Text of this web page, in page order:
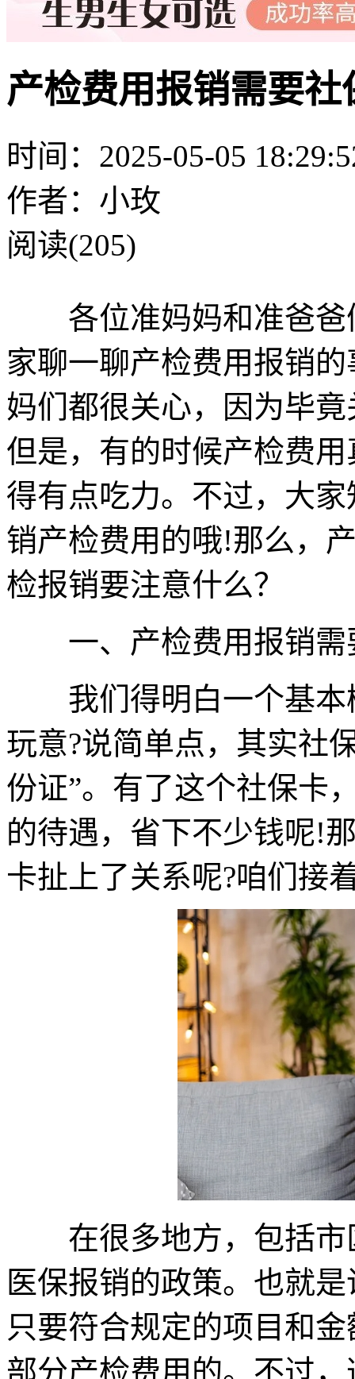
产检费用报销需要社
时间：2025-05-05
作者：小玫
阅读(205)
各位准妈妈和准爸爸
家聊一聊产检费用报销
妈们都很关心，因为毕
但是，有的时候产检费
得有点吃力。不过，大
销产检费用的哦!那么，
检报销要注意什么？
一、产检费用报销需
我们得明白一个基本
玩意?说简单点，其实社
份证”。有了这个社保卡
的待遇，省下不少钱呢!
卡扯上了关系呢?咱们接
在很多地方，包括市
医保报销的政策。也就
只要符合规定的项目和
部分产检费用的。不过